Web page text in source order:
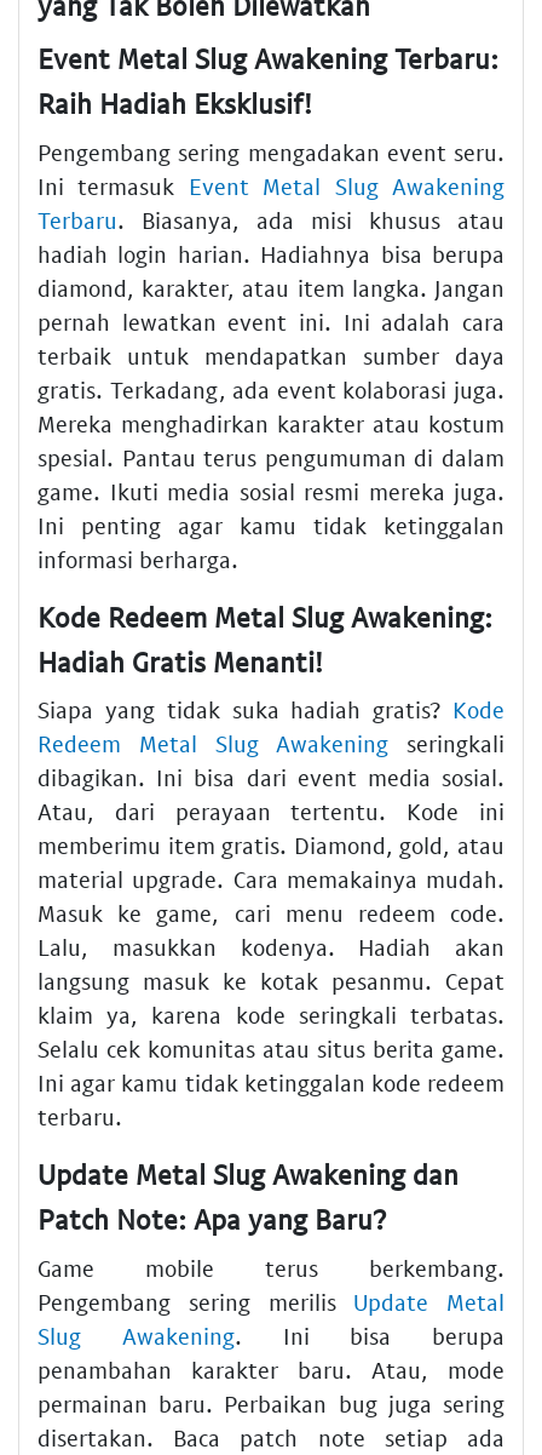
Event Metal Slug Awakening Terbaru:
Raih Hadiah Eksklusif!
Pengembang sering mengadakan event seru.
Ini termasuk Event Metal Slug Awakening
Terbaru. Biasanya, ada misi khusus atau
hadiah login harian. Hadiahnya bisa berupa
diamond, karakter, atau item langka. Jangan
pernah lewatkan event ini. Ini adalah cara
terbaik untuk mendapatkan sumber daya
gratis. Terkadang, ada event kolaborasi juga.
Mereka menghadirkan karakter atau kostum
spesial. Pantau terus pengumuman di dalam
game. Ikuti media sosial resmi mereka juga.
Ini penting agar kamu tidak ketinggalan
informasi berharga.
Kode Redeem Metal Slug Awakening:
Hadiah Gratis Menanti!
Siapa yang tidak suka hadiah gratis? Kode
Redeem Metal Slug Awakening seringkali
dibagikan. Ini bisa dari event media sosial.
Atau, dari perayaan tertentu. Kode ini
memberimu item gratis. Diamond, gold, atau
material upgrade. Cara memakainya mudah.
Masuk ke game, cari menu redeem code.
Lalu, masukkan kodenya. Hadiah akan
langsung masuk ke kotak pesanmu. Cepat
klaim ya, karena kode seringkali terbatas.
Selalu cek komunitas atau situs berita game.
Ini agar kamu tidak ketinggalan kode redeem
terbaru.
Update Metal Slug Awakening dan
Patch Note: Apa yang Baru?
Game mobile terus berkembang.
Pengembang sering merilis Update Metal
Slug Awakening. Ini bisa berupa
penambahan karakter baru. Atau, mode
permainan baru. Perbaikan bug juga sering
disertakan. Baca patch note setiap ada